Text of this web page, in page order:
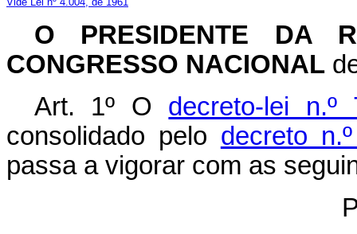
O PRESIDENTE DA
CONGRESSO NACIONAL
Art. 1º O decreto-lei
consolidado pelo decreto
passa a vigorar com as